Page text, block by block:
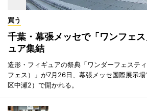
買う
千葉・幕張メッセで「ワンフェ
ュア集結
造形・フィギュアの祭典「ワンダーフェステ
フェス）」が7月26日、幕張メッセ国際展示
区中瀬2）で開かれる。